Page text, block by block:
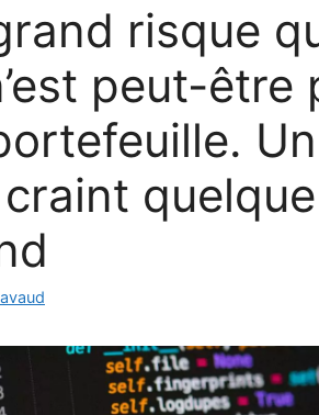
risque
peut-être